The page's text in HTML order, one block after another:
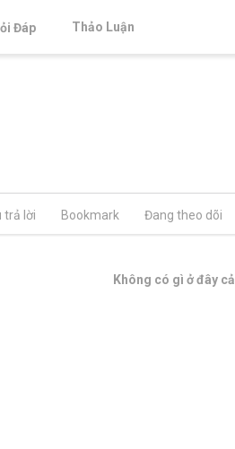
Đáp Thảo Luận
trả lời Bookmark Đang theo dõi
Không có gì ở đây cả